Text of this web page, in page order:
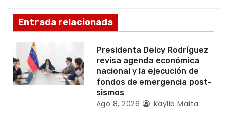
d
e
e
n
Entrada relacionada
Presidenta Delcy Rodríguez
revisa agenda económica
nacional y la ejecución de
fondos de emergencia post-
sismos
Ago 8, 2026 Kaylib Maita